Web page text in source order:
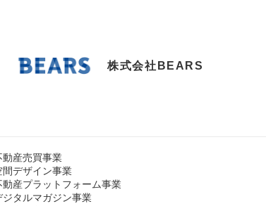
株式会社BEARS
動産売買事業
間デザイン事業
動産プラットフォーム事業
ジタルマガジン事業